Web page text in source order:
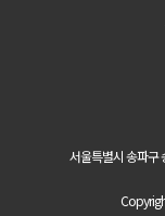
서울특별시 송파구